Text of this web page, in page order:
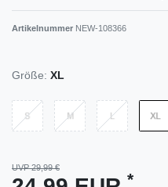
Artikelnummer NEW-108366
Größe: XL
UVP 29,99 €
*